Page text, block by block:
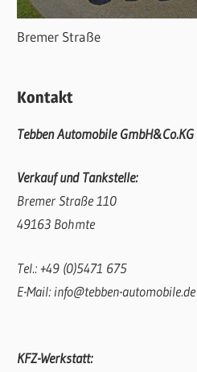
Bremer Straße
Kontakt
Tebben Automobile GmbH&Co.KG
Verkauf und Tankstelle:
Bremer Straße 110
49163 Bohmte
Tel.: +49 (0)5471 675
E-Mail: info@tebben-automobile.de
KFZ-Werkstatt: